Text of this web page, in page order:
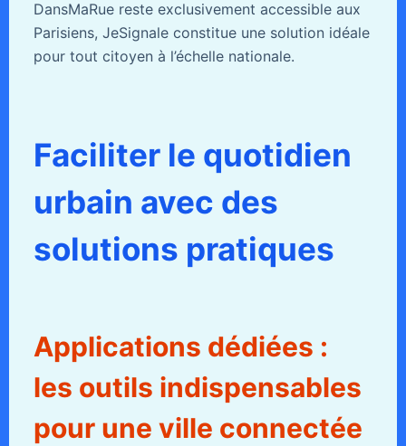
DansMaRue reste exclusivement accessible aux
Parisiens, JeSignale constitue une solution idéale
pour tout citoyen à l’échelle nationale.
Faciliter le quotidien
urbain avec des
solutions pratiques
Applications dédiées :
les outils indispensables
pour une ville connectée